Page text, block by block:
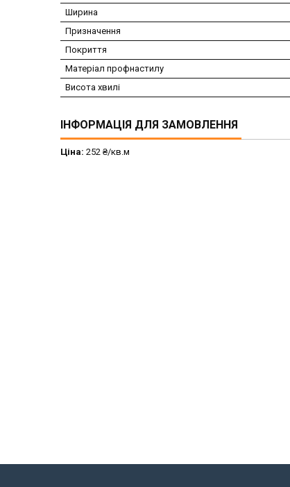
Ширина
Призначення
Покриття
Матеріал профнастилу
Висота хвилі
ІНФОРМАЦІЯ ДЛЯ ЗАМОВЛЕННЯ
Ціна: 252 ₴/кв.м